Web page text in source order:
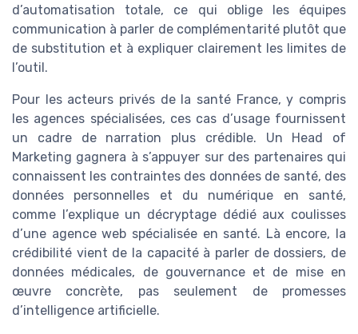
d’automatisation totale, ce qui oblige les équipes
communication à parler de complémentarité plutôt que
de substitution et à expliquer clairement les limites de
l’outil.
Pour les acteurs privés de la santé France, y compris
les agences spécialisées, ces cas d’usage fournissent
un cadre de narration plus crédible. Un Head of
Marketing gagnera à s’appuyer sur des partenaires qui
connaissent les contraintes des données de santé, des
données personnelles et du numérique en santé,
comme l’explique un décryptage dédié aux coulisses
d’une agence web spécialisée en santé. Là encore, la
crédibilité vient de la capacité à parler de dossiers, de
données médicales, de gouvernance et de mise en
œuvre concrète, pas seulement de promesses
d’intelligence artificielle.